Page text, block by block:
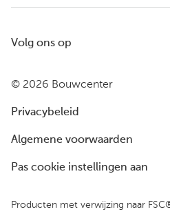
© 2026 Bouwcenter
Privacybeleid
Algemene voorwaarden
Pas cookie instellingen aan
Volg ons op
Producten met verwijzing naar